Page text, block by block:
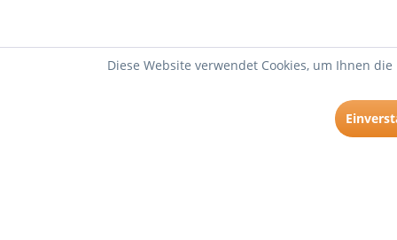
Diese Website verwendet Cookies, um Ihnen